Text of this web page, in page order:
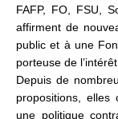
FAFP, FO, FSU,
affir­ment de
public et à une
por­teuse de
Depuis de
pro­po­si­tions, elles
une poli­ti­que